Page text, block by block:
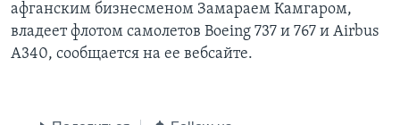
афганским бизнесменом Замараем Камгаром,
владеет флотом самолетов Boeing 737 и 767 и Airbus
A340, сообщается на ее вебсайте.